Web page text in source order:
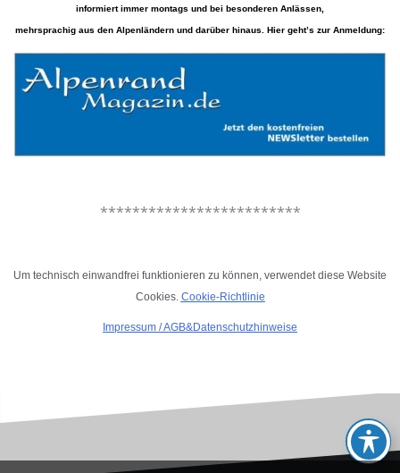
informiert immer montags und bei besonderen Anlässen,
mehrsprachig aus den Alpenländern und darüber hinaus. Hier geht’s zur Anmeldung:
*************************
Um technisch einwandfrei funktionieren zu können, verwendet diese Website
Cookies. Cookie-Richtlinie
Impressum /AGB&Datenschutzhinweise